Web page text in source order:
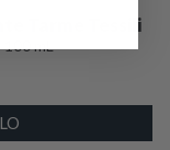
Tarme Tessili
mL